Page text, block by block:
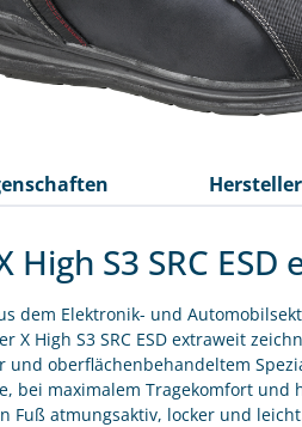
Hersteller
High S3 SRC
dem Elektronik- und
X High S3 SRC ESD extraweit
oberflächenbehandeltem
bei maximalem Tragekomfort und
atmungsaktiv, locker und